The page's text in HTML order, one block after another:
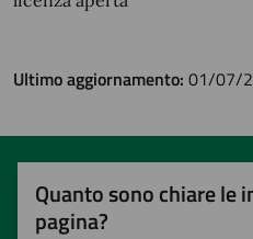
Ultimo aggiornamento: 01/07/
Quanto sono chiare le
pagina?